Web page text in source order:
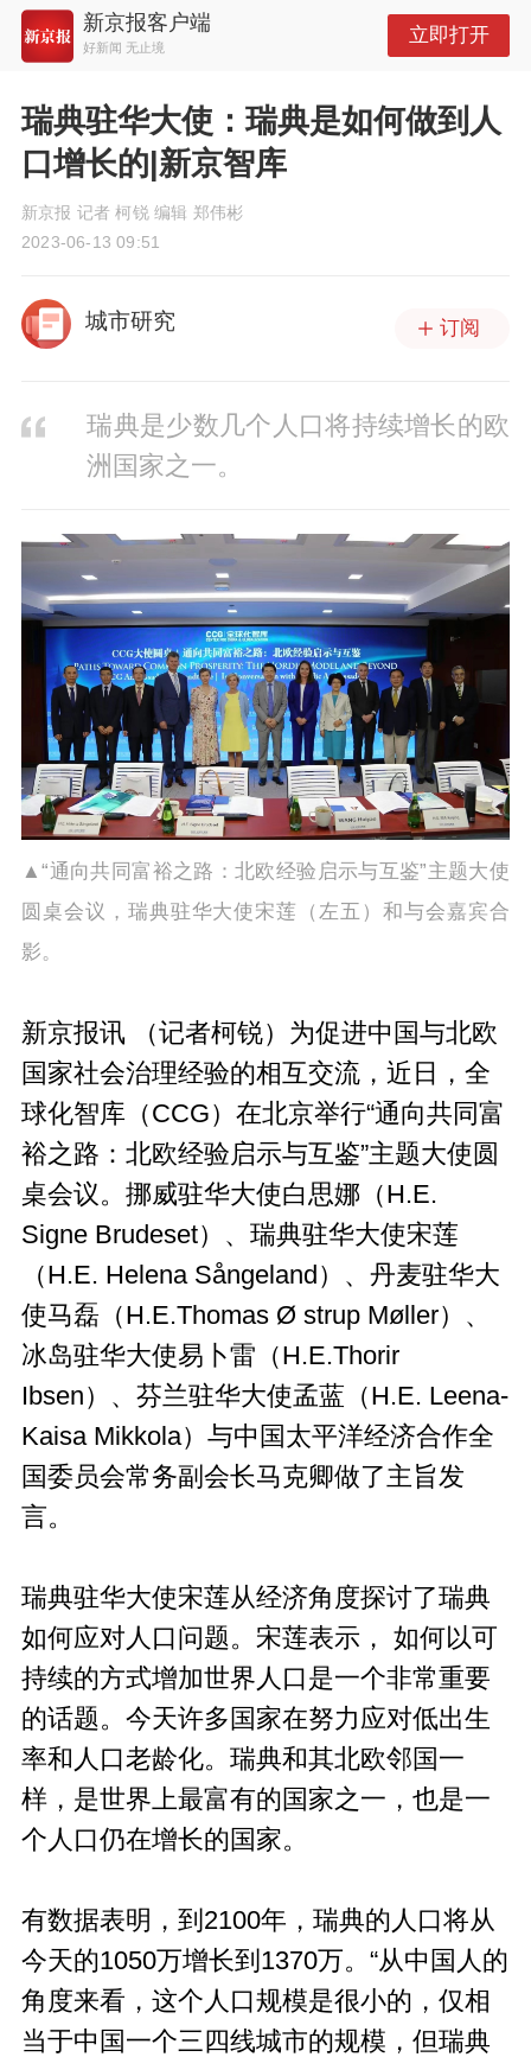
新京报客户端
好新闻 无止境
立即打开
瑞典驻华大使：瑞典是如何做到人
口增长的|新京智库
新京报 记者 柯锐 编辑 郑伟彬
2023-06-13 09:51
城市研究 订阅
瑞典是少数几个人口将持续增长的欧
洲国家之一。
▲“通向共同富裕之路：北欧经验启示与互鉴”主题大使
圆桌会议， 瑞典驻华大使宋莲（ 左五）和与会嘉宾合
影。
新京报讯 （记者柯锐）为促进中国与北欧
国家社会治理经验的相互交流，近日，全
球化智库（CCG）在北京举行“通向共同富
裕之路：北欧经验启示与互鉴”主题大使圆
桌会议。挪威驻华大使白思娜（H.E.
Signe Brudeset）、瑞典驻华大使宋莲
（H.E. Helena Sångeland）、丹麦驻华大
使马磊（H.E.Thomas Ø strup Møller）、
冰岛驻华大使易卜雷（H.E.Thorir
Ibsen）、芬兰驻华大使孟蓝（H.E. Leena-
Kaisa Mikkola）与中国太平洋经济合作全
国委员会常务副会长马克卿做了主旨发
言。
瑞典驻华大使宋莲从经济角度探讨了瑞典
如何应对人口问题。宋莲表示， 如何以可
持续的方式增加世界人口是一个非常重要
的话题。今天许多国家在努力应对低出生
率和人口老龄化。瑞典和其北欧邻国一
样，是世界上最富有的国家之一，也是一
个人口仍在增长的国家。
有数据表明，到2100年，瑞典的人口将从
今天的1050万增长到1370万。“从中国人的
角度来看，这个人口规模是很小的，仅相
当于中国一个三四线城市的规模，但瑞典